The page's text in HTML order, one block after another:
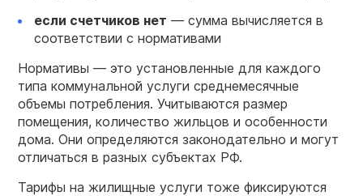
если счетчиков нет — сумма вычисляется в
соответствии с нормативами
Нормативы — это установленные для каждого
типа коммунальной услуги среднемесячные
объемы потребления. Учитываются размер
помещения, количество жильцов и особенности
дома. Они определяются законодательно и могут
отличаться в разных субъектах РФ.
Тарифы на жилищные услуги тоже фиксируются